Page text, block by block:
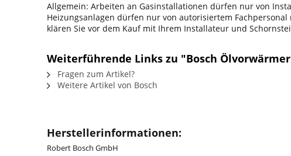
Allgemein: Arbeiten an Gasinstallationen dürfen nur von
Heizungsanlagen dürfen nur von autorisiertem
klären Sie vor dem Kauf mit Ihrem Installateur und
Weiterführende Links zu "Bosch Ölvorwärmer
Fragen zum Artikel?
Weitere Artikel von Bosch
Herstellerinformationen:
Robert Bosch GmbH